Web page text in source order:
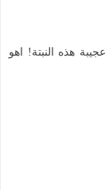
هذه النبتة! اهو